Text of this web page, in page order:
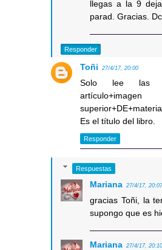
llegas a la 9
parad. Gracias. Dc
Responder
Toñi 27/4/17, 20:00
Solo lee las
artículo+imagen
Es el título del libro.
Responder
Respuestas
Mariana 27/4/17, 20:07
gracias Toñi, la
supongo que es
Mariana 27/4/17, 20:10